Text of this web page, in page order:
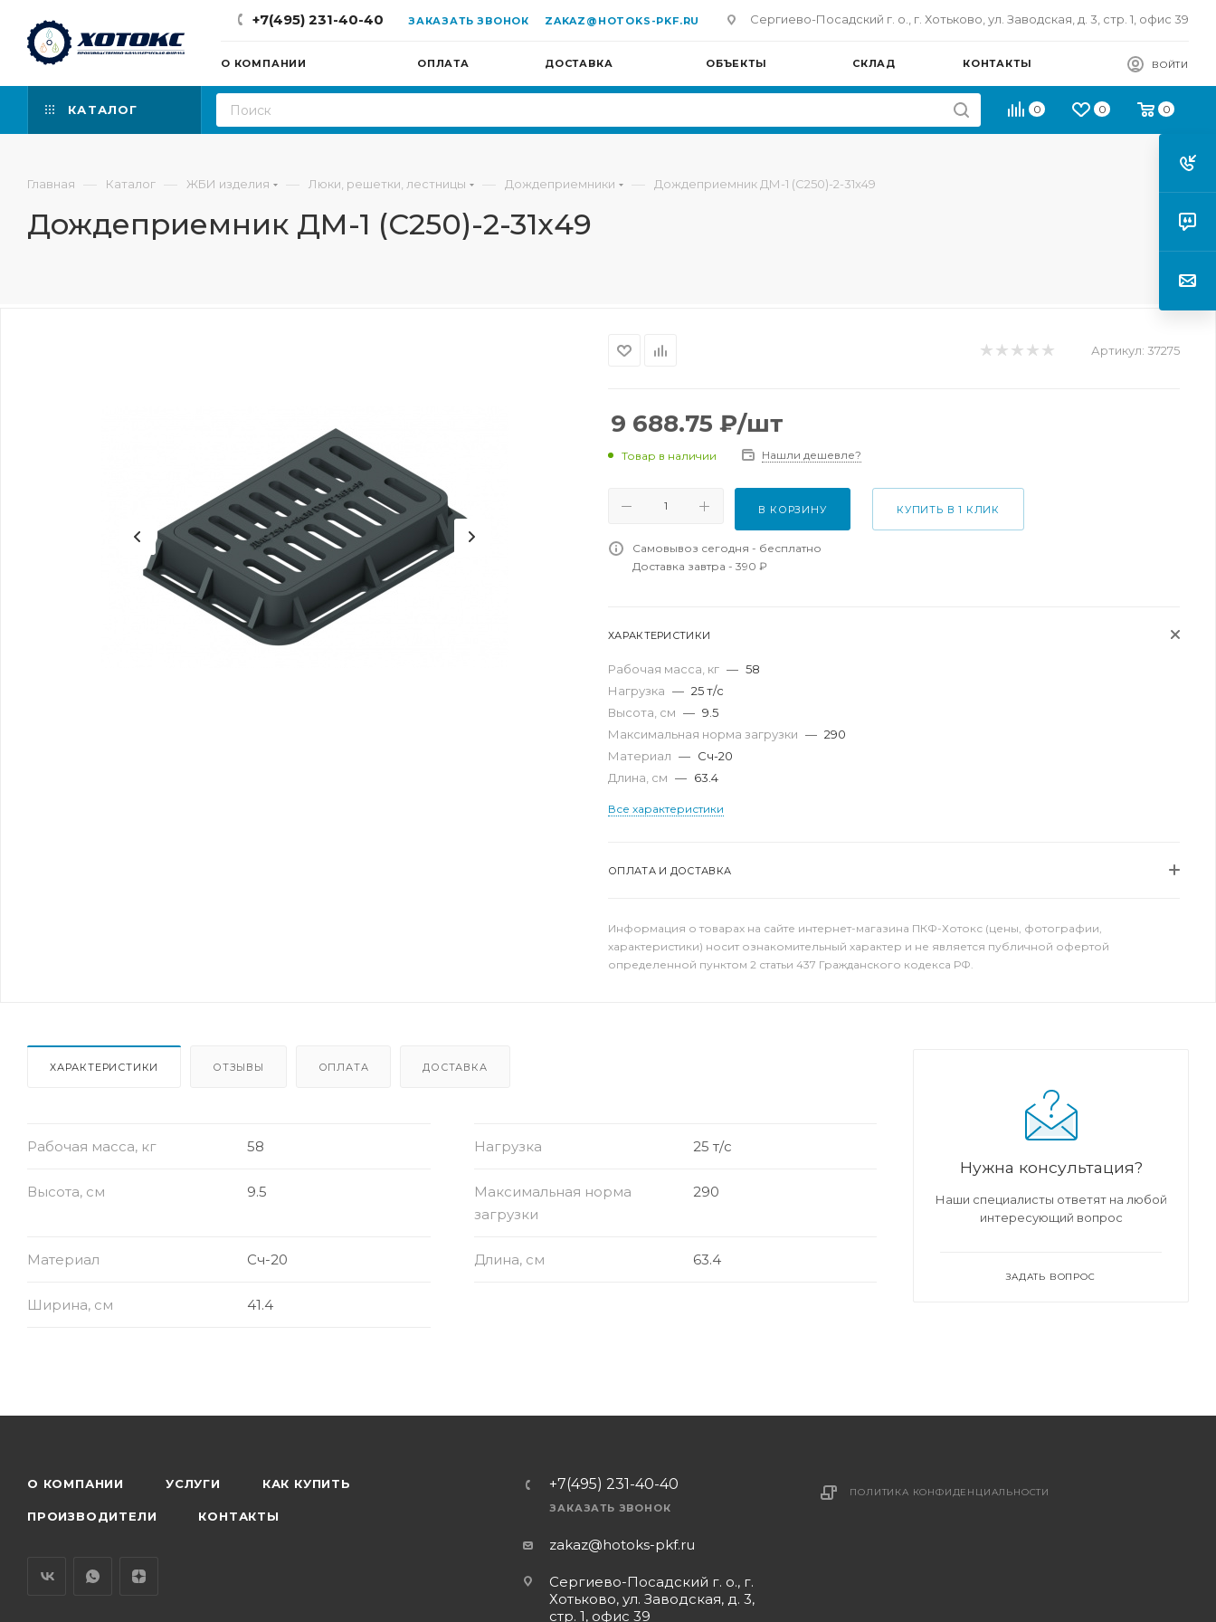
+7(495) 231-40-40 ЗАКАЗАТЬ ЗВОНОК ZAKAZ@HOTOKS-PKF.RU Сергиево-Посадский г. о., г. Хотьково, ул. Заводская, д. 3, стр. 1, офис 39
О КОМПАНИИ ОПЛАТА ДОСТАВКА ОБЪЕКТЫ СКЛАД КОНТАКТЫ ВОЙТИ
КАТАЛОГ 0 0 0
Главная — Каталог — ЖБИ изделия — Люки, решетки, лестницы — Дождеприемники — Дождеприемник ДМ-1 (С250)-2-31х49
Дождеприемник ДМ-1 (С250)-2-31х49
Артикул: 37275
9 688.75 ₽/шт
Товар в наличии Нашли дешевле?
В КОРЗИНУ КУПИТЬ В 1 КЛИК
Самовывоз сегодня - бесплатно
Доставка завтра - 390 ₽
ХАРАКТЕРИСТИКИ
Рабочая масса, кг — 58
Нагрузка — 25 т/с
Высота, см — 9.5
Максимальная норма загрузки — 290
Материал — Сч-20
Длина, см — 63.4
Все характеристики
ОПЛАТА И ДОСТАВКА
Информация о товарах на сайте интернет-магазина ПКФ-Хотокс (цены, фотографии,
характеристики) носит ознакомительный характер и не является публичной офертой
определенной пунктом 2 статьи 437 Гражданского кодекса РФ.
ХАРАКТЕРИСТИКИ ОТЗЫВЫ ОПЛАТА ДОСТАВКА
Рабочая масса, кг 58 Нагрузка 25 т/с
Высота, см 9.5
Максимальная норма
загрузки
290
Материал Сч-20 Длина, см 63.4
Ширина, см 41.4
Нужна консультация?
Наши специалисты ответят на любой
интересующий вопрос
ЗАДАТЬ ВОПРОС
О КОМПАНИИ УСЛУГИ КАК КУПИТЬ
ПРОИЗВОДИТЕЛИ КОНТАКТЫ
+7(495) 231-40-40
ЗАКАЗАТЬ ЗВОНОК
zakaz@hotoks-pkf.ru
Сергиево-Посадский г. о., г.
Хотьково, ул. Заводская, д. 3,
стр. 1, офис 39
ПОЛИТИКА КОНФИДЕНЦИАЛЬНОСТИ